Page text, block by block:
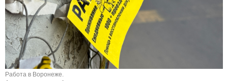
Работа в Воронеже.